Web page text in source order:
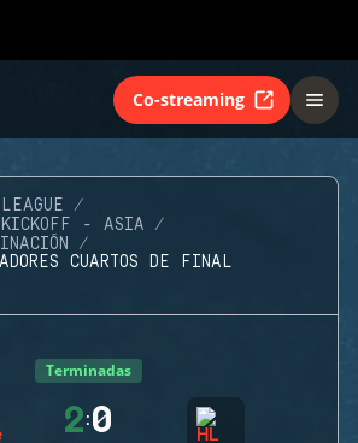
Co-streaming
- ASIA
CUARTOS DE FINAL
Terminadas
2:0